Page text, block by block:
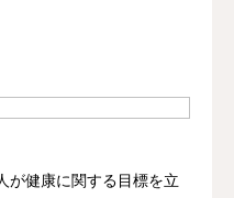
が健康に関する目標を立
お問合せ